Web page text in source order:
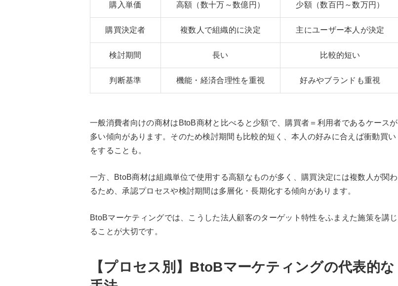
購入単価 高額（数十万～数億円） 少額（数百円～数万円）
購買決定者 複数人で組織的に決定 主にユーザー本人が決定
検討期間 長い 比較的短い
判断基準 機能・経済合理性を重視 好みやブランドも重視
一般消費者向けの商材はBtoB商材と比べると少額で、購買者＝利用者であるケースが
多い傾向があります。そのため検討期間も比較的短く、本人の好みに合えば衝動買い
をすることも。
一方、BtoB商材は組織単位で使用する高額なものが多く、購買決定には複数人が関わ
るため、承認プロセスや検討期間は多層化・長期化する傾向があります。
BtoBマーケティングでは、こうした法人顧客のターゲット特性をふまえた施策を講じ
ることが大切です。
【プロセス別】BtoBマーケティングの代表的な